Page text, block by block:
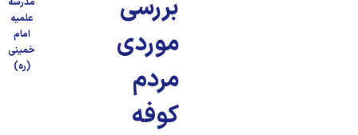
بررسی
موردی
مردم
کوفه
علمیه
امام
خمینی
(ره)